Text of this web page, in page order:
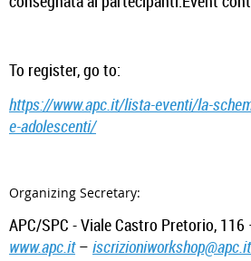
To register, go to:
https://www.apc.it/lista-eventi/la-
e-adolescenti/
Organizing Secretary:
APC/SPC - Viale Castro Pretorio,
www.apc.it– iscrizioniworkshop@apc.it